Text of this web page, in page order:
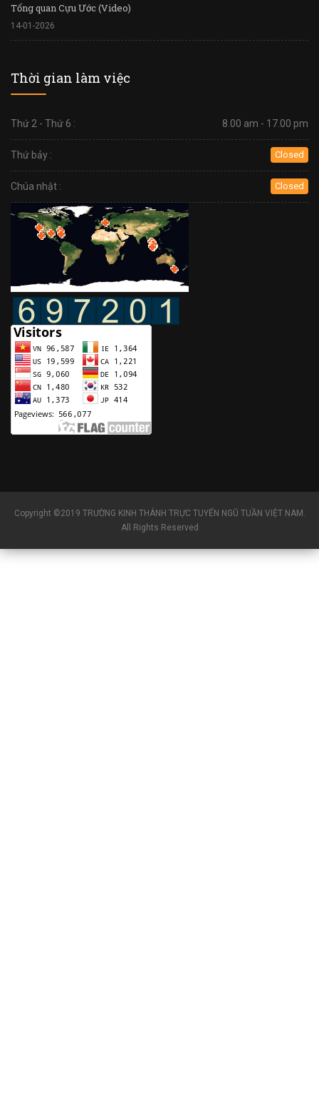
Tổng quan Cựu Ước (Video)
14-01-2026
Thời gian làm việc
Thứ 2 - Thứ 6 : 8.00 am - 17.00 pm
Thứ bảy : Closed
Chúa nhật : Closed
Copyright ©2019 TRƯỜNG KINH THÁNH TRỰC TUYẾN NGŨ TUẦN VIỆT NAM.
All Rights Reserved